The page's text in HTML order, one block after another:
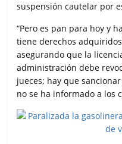
suspensión cautelar por
“Pero es pan para hoy y
tiene derechos
asegurando que la
administración debe
jueces; hay que
no se ha informado a los